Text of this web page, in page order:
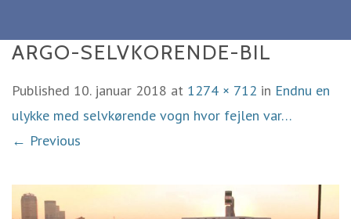
ARGO-SELVKORENDE-BIL
Published 10. januar 2018 at 1274 × 712 in Endnu en
ulykke med selvkørende vogn hvor fejlen var…
← Previous